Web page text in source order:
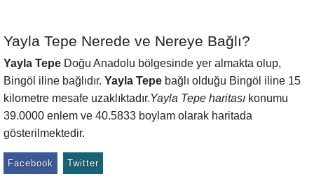
Yayla Tepe Nerede ve Nereye Bağlı?
Yayla Tepe Doğu Anadolu bölgesinde yer almakta olup,
Bingöl iline bağlıdır. Yayla Tepe bağlı olduğu Bingöl iline 15
kilometre mesafe uzaklıktadır.Yayla Tepe haritası konumu
39.0000 enlem ve 40.5833 boylam olarak haritada
gösterilmektedir.
Facebook Twitter